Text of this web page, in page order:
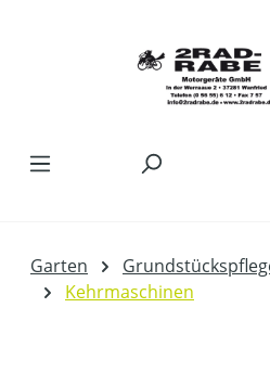
Garten
Kehrmaschinen